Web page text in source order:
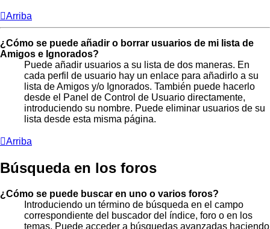
Arriba
¿Cómo se puede añadir o borrar usuarios de mi lista de
Amigos e Ignorados?
Puede añadir usuarios a su lista de dos maneras. En
cada perfil de usuario hay un enlace para añadirlo a su
lista de Amigos y/o Ignorados. También puede hacerlo
desde el Panel de Control de Usuario directamente,
introduciendo su nombre. Puede eliminar usuarios de su
lista desde esta misma página.
Arriba
Búsqueda en los foros
¿Cómo se puede buscar en uno o varios foros?
Introduciendo un término de búsqueda en el campo
correspondiente del buscador del índice, foro o en los
temas. Puede acceder a búsquedas avanzadas haciendo